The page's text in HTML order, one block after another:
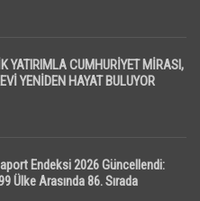
YATIRIMLA CUMHURİYET MİRASI,
YENİDEN HAYAT BULUYOR
Endeksi 2026 Güncellendi:
Ülke Arasında 86. Sırada